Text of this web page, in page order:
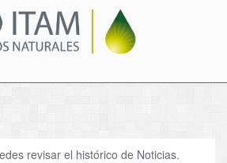
revisar el histórico de Noticias.